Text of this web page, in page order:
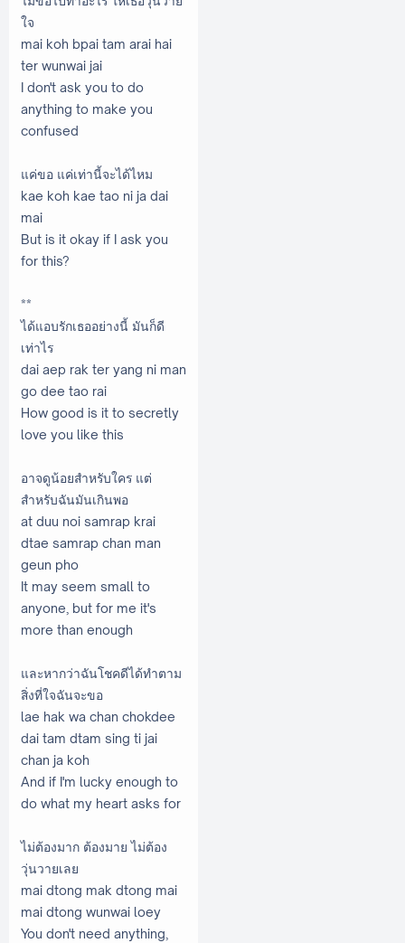
ใจ
mai koh bpai tam arai hai
ter wunwai jai
I don't ask you to do
anything to make you
confused
แค่ขอ แค่เท่านี้จะได้ไหม
kae koh kae tao ni ja dai
mai
But is it okay if I ask you
for this?
**
ได้แอบรักเธออย่างนี้ มันก็ดี
เท่าไร
dai aep rak ter yang ni man
go dee tao rai
How good is it to secretly
love you like this
อาจดูน้อยสำหรับใคร แต่
สำหรับฉันมันเกินพอ
at duu noi samrap krai
dtae samrap chan man
geun pho
It may seem small to
anyone, but for me it's
more than enough
และหากว่าฉันโชคดีได้ทำตาม
สิ่งที่ใจฉันจะขอ
lae hak wa chan chokdee
dai tam dtam sing ti jai
chan ja koh
And if I'm lucky enough to
do what my heart asks for
ไม่ต้องมาก ต้องมาย ไม่ต้อง
วุ่นวายเลย
mai dtong mak dtong mai
mai dtong wunwai loey
You don't need anything,